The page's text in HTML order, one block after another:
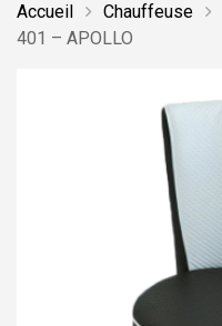
Accueil Chauffeuse
401 – APOLLO